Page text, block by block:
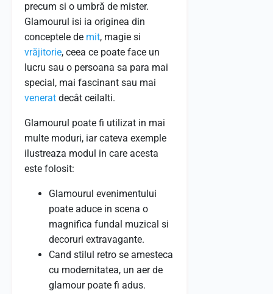
precum si o umbră de mister.
Glamourul isi ia originea din
conceptele de mit, magie si
vrăjitorie, ceea ce poate face un
lucru sau o persoana sa para mai
special, mai fascinant sau mai
venerat decât ceilalti.
Glamourul poate fi utilizat in mai
multe moduri, iar cateva exemple
ilustreaza modul in care acesta
este folosit:
Glamourul evenimentului
poate aduce in scena o
magnifica fundal muzical si
decoruri extravagante.
Cand stilul retro se amesteca
cu modernitatea, un aer de
glamour poate fi adus.